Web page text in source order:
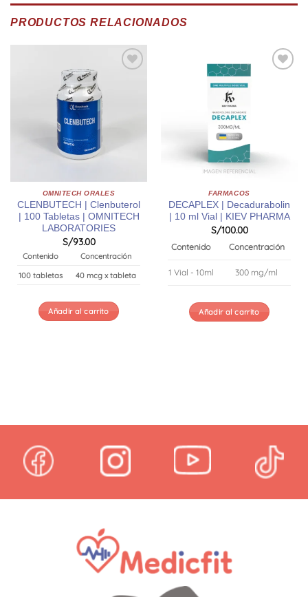
PRODUCTOS RELACIONADOS
OMNITECH ORALES
CLENBUTECH | Clenbuterol
| 100 Tabletas | OMNITECH
LABORATORIES
S/93.00
Contenido
Concentración
100 tabletas
40 mcg x tableta
Añadir al carrito
FARMACOS
DECAPLEX | Decadurabolin
| 10 ml Vial | KIEV PHARMA
S/100.00
Contenido Concentración
1 Vial - 10ml 300 mg/ml
Añadir al carrito